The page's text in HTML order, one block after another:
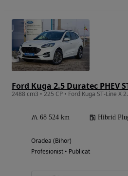
Ford Kuga 2.5 Duratec PHEV
68 524 km Hibrid
Oradea (Bihor)
Profesionist • Publicat